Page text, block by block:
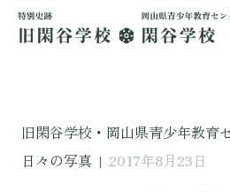
旧閑谷学校・岡山県青少年教育
日々の写真 | 2017年8月23日